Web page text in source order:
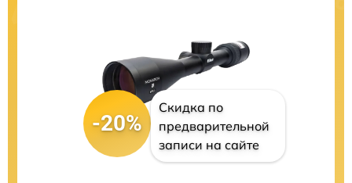
-20%
Скидка по
предварительной
записи на сайте